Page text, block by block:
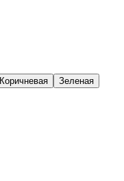
Коричневая Зеленая